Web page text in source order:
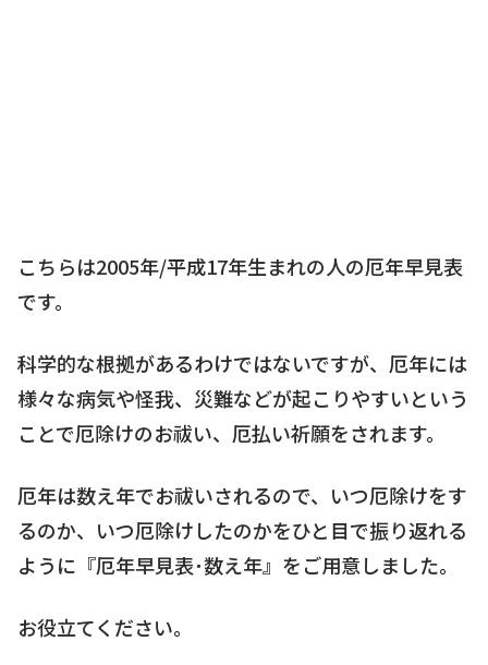
こちらは2005年/平成17年生まれの人の厄年早見表
です。
科学的な根拠があるわけではないですが、厄年には
様々な病気や怪我、災難などが起こりやすいという
ことで厄除けのお祓い、厄払い祈願をされます。
厄年は数え年でお祓いされるので、いつ厄除けをす
るのか、いつ厄除けしたのかをひと目で振り返れる
ように『厄年早見表･数え年』をご用意しました。
お役立てください。